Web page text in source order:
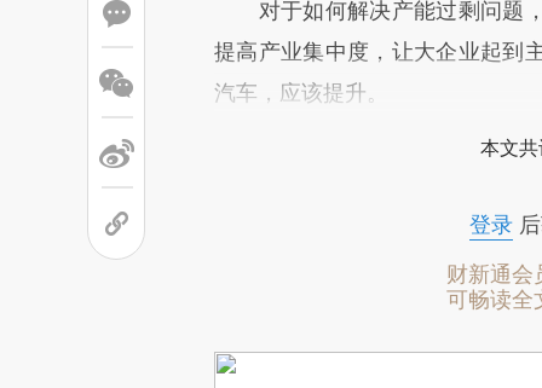
对于如何解决产能过剩问题，
提高产业集中度，让大企业起到
汽车，应该提升。
本文共
登录后
财新通会
可畅读全